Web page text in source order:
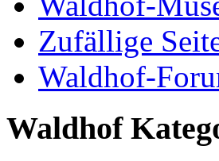
Zufällige
Waldhof-
Waldhof